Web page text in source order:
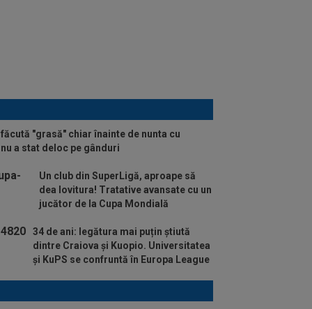
"grasă" chiar înainte de nunta cu
a stat deloc pe gânduri
Un club din SuperLigă, aproape să
dea lovitura! Tratative avansate cu un
jucător de la Cupa Mondială
34 de ani: legătura mai puțin știută
dintre Craiova și Kuopio. Universitatea
și KuPS se confruntă în Europa League